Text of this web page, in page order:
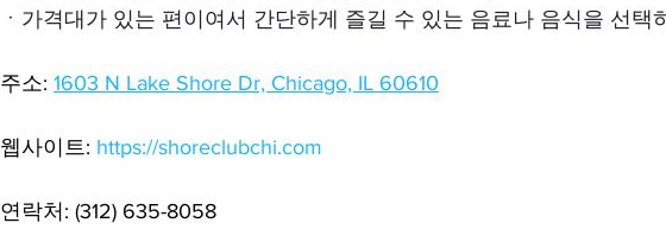
ㆍ 가격대가 있는 편이여서 간단하게 즐길 수 있는 음료나 음식을 선택
주소: 1603 N Lake Shore Dr, Chicago, IL 60610
웹사이트: https://shoreclubchi.com
연락처: (312) 635-8058